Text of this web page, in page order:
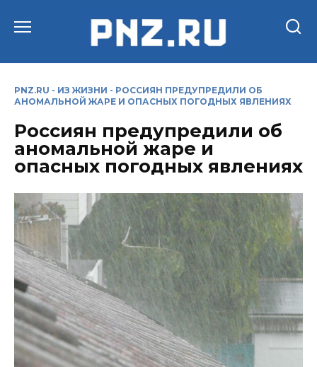
PNZ.RU - ИЗ ЖИЗНИ - РОССИЯН ПРЕДУПРЕДИЛИ ОБ
АНОМАЛЬНОЙ ЖАРЕ И ОПАСНЫХ ПОГОДНЫХ ЯВЛЕНИЯХ
Россиян предупредили об
аномальной жаре и
опасных погодных явлениях